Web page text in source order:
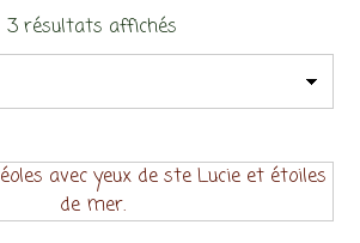
3 résultats affichés